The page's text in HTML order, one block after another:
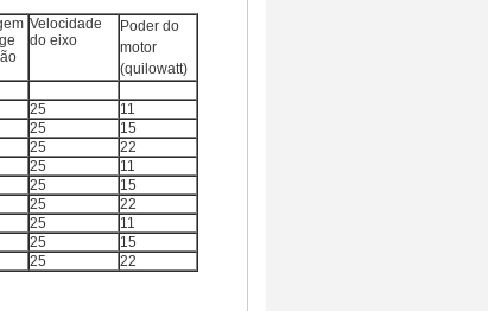
Velocidade
do eixo
Poder do
motor
(quilowatt)
25
11
25
15
25
22
25
11
25
15
25
22
25
11
25
15
25 22